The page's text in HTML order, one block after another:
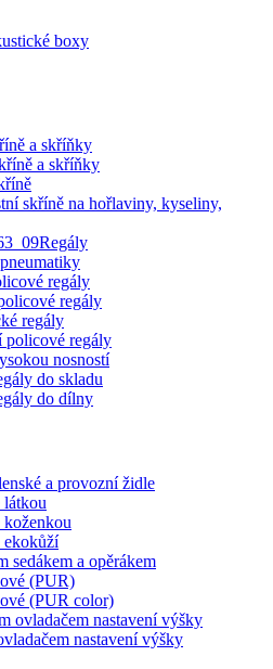
boxy
a skříňky
a skříňky
skříně na hořlaviny, kyseliny,
Regály
regály
regály
regály
policové regály
nosností
do skladu
do dílny
a provozní židle
látkou
koženkou
ekokůží
sedákem a opěrákem
(PUR)
(PUR color)
ovladačem nastavení výšky
nastavení výšky